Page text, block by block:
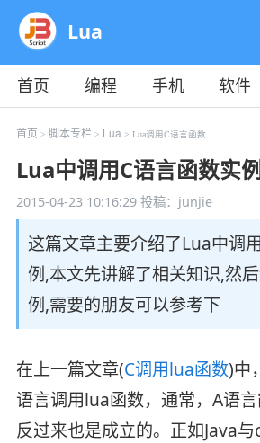
Lua
首页 编程 手机 软件
教程
平面 服务器
首页 > 脚本专栏> Lua> Lua调用C语言函数
Lua中调用C语言函数实
2015-04-23 10:16:29投稿：junjie
这篇文章主要介绍了Lua中调
例,本文先讲解了相关知识,然
例,需要的朋友可以参考下
在上一篇文章(C调用lua函数)中
语言调用lua函数，通常，A语言
反过来也是成立的。正如Java